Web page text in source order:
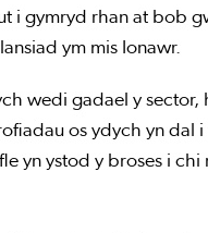
i gymryd rhan at bob
ym mis Ionawr.
wedi gadael y sector,
os ydych yn dal
yn ystod y broses i chi